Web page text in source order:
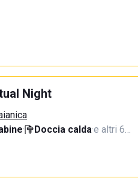
Night
· Doccia calda·e altri 6…